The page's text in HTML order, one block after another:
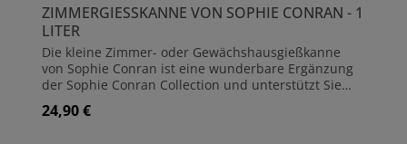
ZIMMERGIESSKANNE VON SOPHIE CONRAN - 1 L
ITER
Die kleine Zimmer- oder Gewächshausgießkanne
von Sophie Conran ist eine wunderbare Ergänzung
der Sophie Conran Collection und unterstützt Sie
beim Gießen Ihrer Zimmerpflanzen. Dank ihrer
kompakten Größe ist sie auch ideal zum Gießen von
Regulärer Preis:
24,90 €